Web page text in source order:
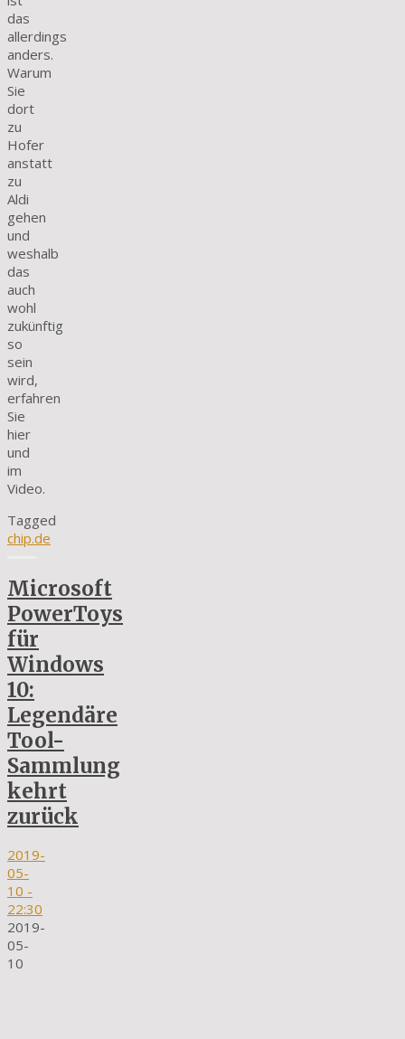
das
allerdings
anders.
Warum
Sie
dort
zu
Hofer
anstatt
zu
Aldi
gehen
und
weshalb
das
auch
wohl
zukünftig
so
sein
wird,
erfahren
Sie
hier
und
im
Video.
Tagged
chip.de
Microsoft
PowerToys
für
Windows
10:
Legendäre
Tool-
Sammlung
kehrt
zurück
2019-
05-
10 -
22:30
2019-
05-
10